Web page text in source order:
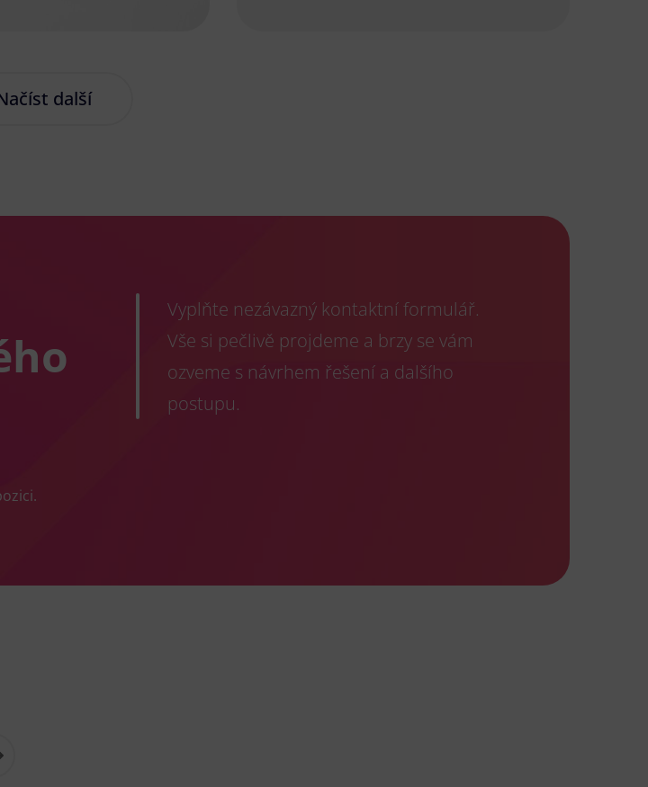
další
Vyplňte nezávazný kontaktní formulář.
Vše si pečlivě projdeme a brzy se vám
ozveme s návrhem řešení a dalšího
postupu.